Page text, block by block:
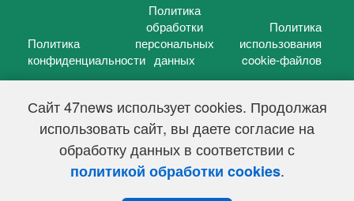
Сайт 47news использует cookies. Продолжая
использовать сайт, вы даете согласие на
обработку данных в соответствии с
политикой обработки cookies.
Политика
конфиденциальности
Политика
обработки
персональных
данных
Политика
использования
cookie-файлов
47 новостей (47 news)2005 — 2026 г.
Свидетельство о регистрации СМИ Эл № ФС 77-39848, выдано
Федеральной службой по надзору в сфере связи,
информационных технологий и массовых коммуникаций